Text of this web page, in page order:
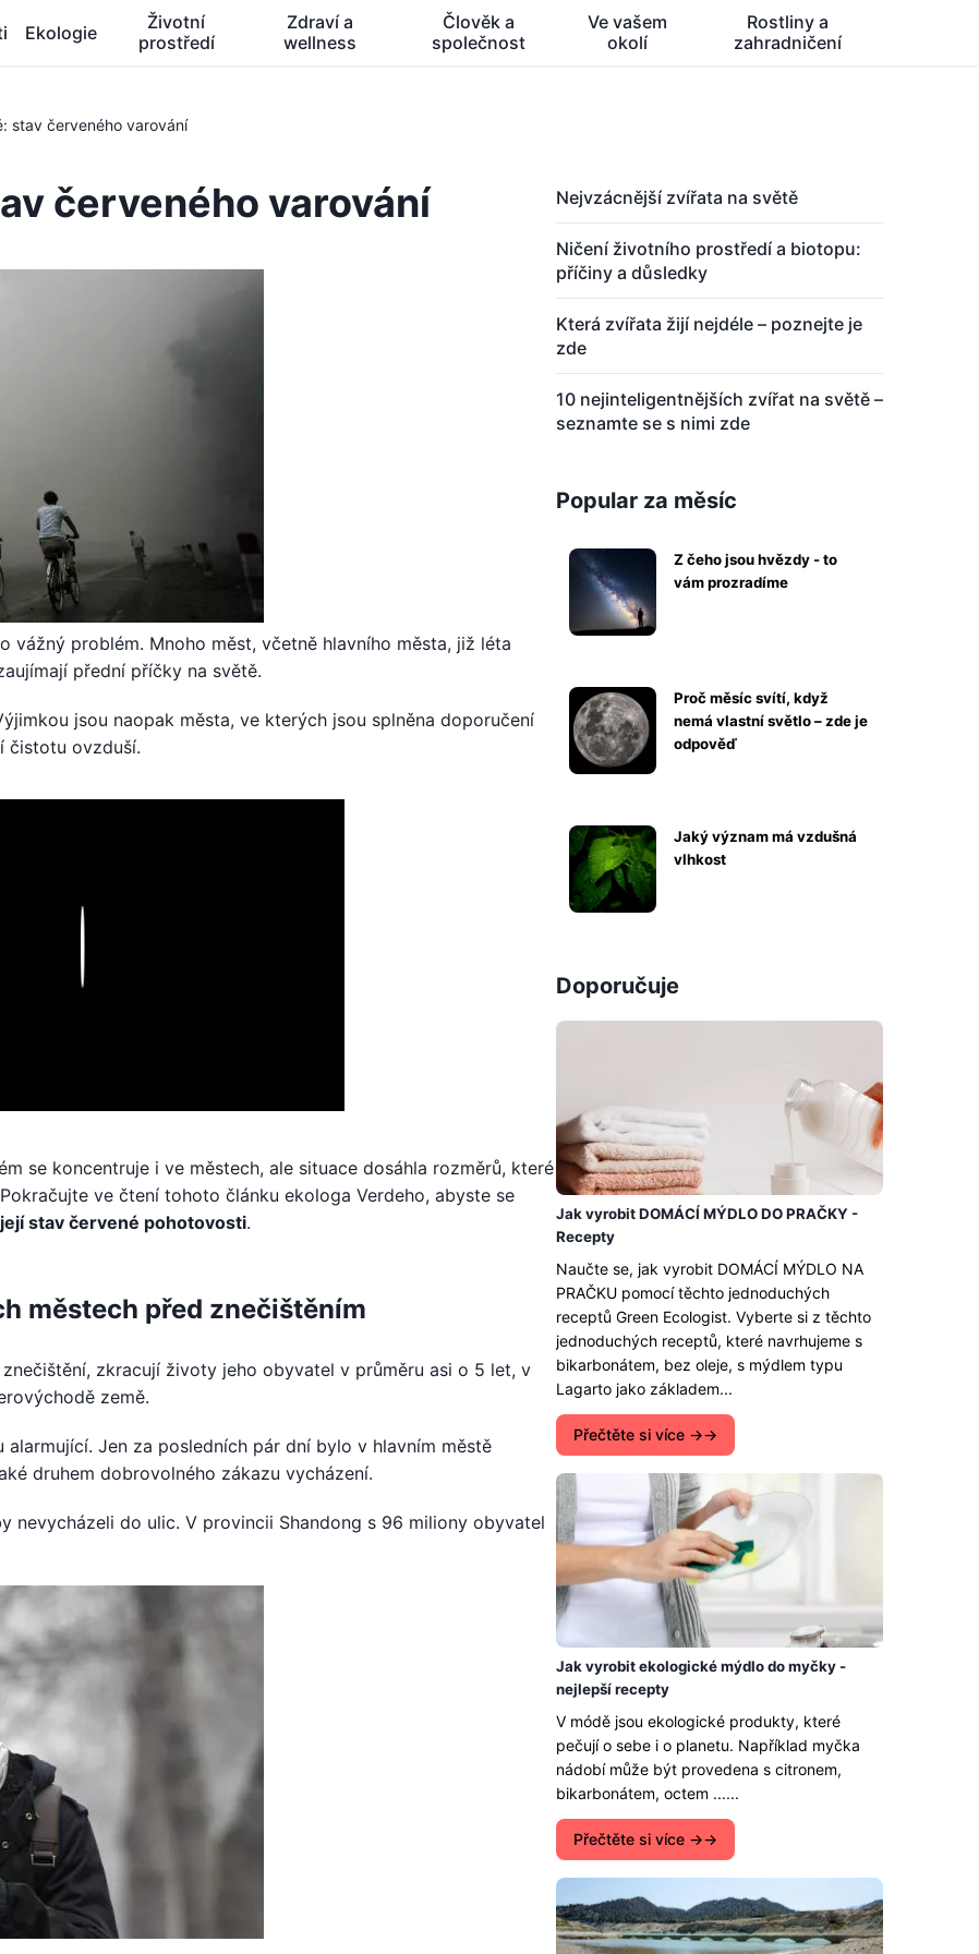
Ekologie
Životní
prostředí
Zdraví a
wellness
Člověk a
společnost
Ve vašem
okolí
Rostliny a
zahradničení
stav červeného varování
červeného varování
vážný problém. Mnoho měst, včetně hlavního města, již léta
přední příčky na světě.
jsou naopak města, ve kterých jsou splněna doporučení
čistotu ovzduší.
se koncentruje i ve městech, ale situace dosáhla rozměrů, které
ve čtení tohoto článku ekologa Verdeho, abyste se
stav červené pohotovosti.
městech před znečištěním
znečištění, zkracují životy jeho obyvatel v průměru asi o 5 let, v
země.
Jen za posledních pár dní bylo v hlavním městě
druhem dobrovolného zákazu vycházení.
nevycházeli do ulic. V provincii Shandong s 96 miliony obyvatel
Nejvzácnější zvířata na světě
Ničení životního prostředí a biotopu:
příčiny a důsledky
Která zvířata žijí nejdéle – poznejte je
zde
10 nejinteligentnějších zvířat na světě –
seznamte se s nimi zde
Popular za měsíc
Z čeho jsou hvězdy - to
vám prozradíme
Proč měsíc svítí, když
nemá vlastní světlo – zde je
odpověď
Jaký význam má vzdušná
vlhkost
Doporučuje
Jak vyrobit DOMÁCÍ MÝDLO DO PRAČKY -
Recepty
Naučte se, jak vyrobit DOMÁCÍ MÝDLO NA
PRAČKU pomocí těchto jednoduchých
receptů Green Ecologist. Vyberte si z těchto
jednoduchých receptů, které navrhujeme s
bikarbonátem, bez oleje, s mýdlem typu
Lagarto jako základem...
Přečtěte si více →
Jak vyrobit ekologické mýdlo do myčky -
nejlepší recepty
V módě jsou ekologické produkty, které
pečují o sebe i o planetu. Například myčka
nádobí může být provedena s citronem,
bikarbonátem, octem ......
Přečtěte si více →